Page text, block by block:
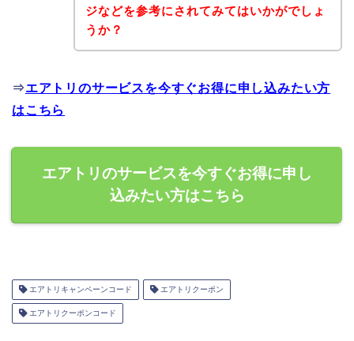
ジなどを参考にされてみてはいかがでしょ
うか？
⇒エアトリのサービスを今すぐお得に申し込みたい方
はこちら
エアトリのサービスを今すぐお得に申し
込みたい方はこちら
エアトリキャンペーンコード エアトリクーポン
エアトリクーポンコード